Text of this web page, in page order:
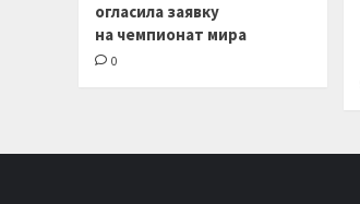
огласила заявку
на чемпионат мира
0